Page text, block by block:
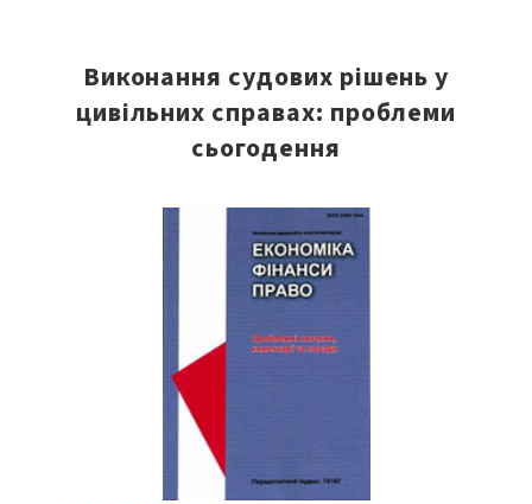
Виконання судових рішень у
цивільних справах: проблеми
сьогодення